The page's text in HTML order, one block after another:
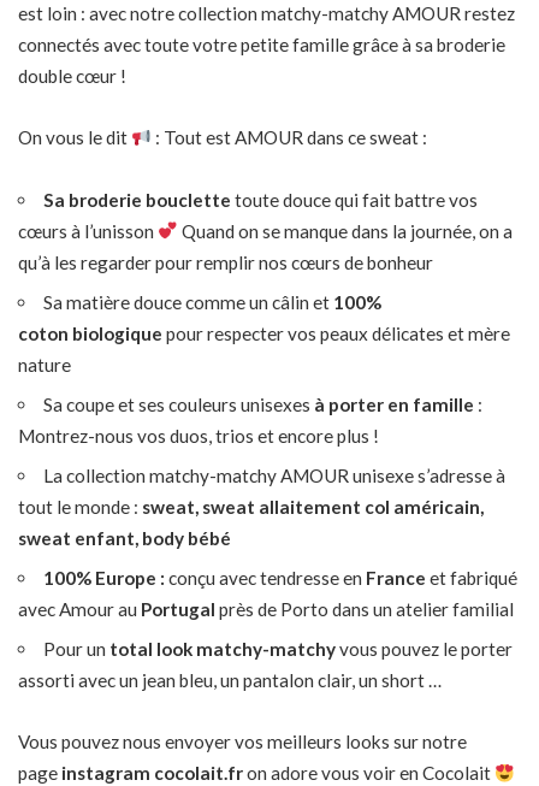
est loin : avec notre collection matchy-matchy AMOUR restez
connectés avec toute votre petite famille grâce à sa broderie
double cœur !
On vous le dit : Tout est AMOUR dans ce sweat :
Sa broderie bouclettetoute douce qui fait battre vos
cœurs à l’unisson
Quand on se manque dans la journée, on a
qu’à les regarder pour remplir nos cœurs de bonheur
Sa matière douce comme un câlin et 100%
coton biologique pour respecter vos peaux délicates et mère
nature
Sa coupe et ses couleurs unisexes à porter en famille :
Montrez-nous vos duos, trios et encore plus !
La collection matchy-matchy AMOUR unisexe s’adresse à
tout le monde : sweat, sweat allaitement col américain,
sweat enfant, body bébé
100% Europe : conçu avec tendresse en France et fabriqué
avec Amour au Portugal près de Porto dans un atelier familial
Pour un total look matchy-matchyvous pouvez le porter
assorti avec un jean bleu, un pantalon clair, un short …
Vous pouvez nous envoyer vos meilleurs looks sur notre
page instagram cocolait.fron adore vous voir en Cocolait